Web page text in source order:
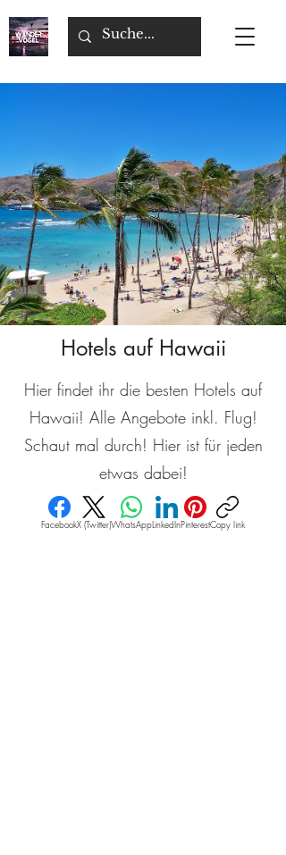
Hotels auf Hawaii
Hier findet ihr die besten Hotels auf
Hawaii! Alle Angebote inkl. Flug!
Schaut mal durch! Hier ist für jeden
etwas dabei!
FacebookX (Twitter)WhatsAppLinkedInPinterestCopy link